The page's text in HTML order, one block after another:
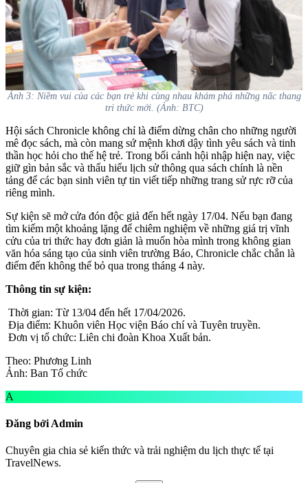
Ảnh 3: Niềm vui của các bạn trẻ khi cùng nhau khám phá những nấc thang
tri thức mới. (Ảnh: BTC)
Hội sách Chronicle không chỉ là điểm dừng chân cho những người
mê đọc sách, mà còn mang sứ mệnh khơi dậy tình yêu sách và tinh
thần học hỏi cho thế hệ trẻ. Trong bối cảnh hội nhập hiện nay, việc
giữ gìn bản sắc và thấu hiểu lịch sử thông qua sách chính là nền
tảng để các bạn sinh viên tự tin viết tiếp những trang sử rực rỡ của
riêng mình.
Sự kiện sẽ mở cửa đón độc giả đến hết ngày 17/04. Nếu bạn đang
tìm kiếm một khoảng lặng để chiêm nghiệm về những giá trị vĩnh
cửu của tri thức hay đơn giản là muốn hòa mình trong không gian
văn hóa sáng tạo của sinh viên trường Báo, Chronicle chắc chắn là
điểm đến không thể bỏ qua trong tháng 4 này.
Thông tin sự kiện:
Thời gian: Từ 13/04 đến hết 17/04/2026.
Địa điểm: Khuôn viên Học viện Báo chí và Tuyên truyền.
Đơn vị tổ chức: Liên chi đoàn Khoa Xuất bản.
Theo: Phương Linh
Ảnh: Ban Tổ chức
A
Đăng bởi Admin
Chuyên gia chia sẻ kiến thức và trải nghiệm du lịch thực tế tại
TravelNews.